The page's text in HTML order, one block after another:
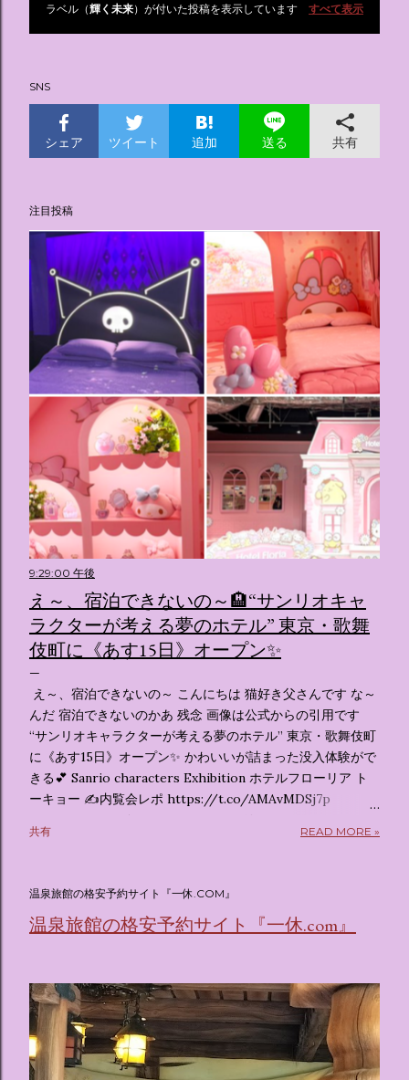
投ラベル（輝く未来）が付いた投稿を表示しています すべて表示
SNS
シェア ツイート 追加 送る 共有
注目投稿
9:29:00 午後
え～、宿泊できないの～🏨“サンリオキャ
ラクターが考える夢のホテル” 東京・歌舞
伎町に《あす15日》オープン✨️
え～、宿泊できないの～ こんにちは 猫好き父さんです な～
んだ 宿泊できないのかあ 残念 画像は公式からの引用です
“サンリオキャラクターが考える夢のホテル” 東京・歌舞伎町
に《あす15日》オープン✨️ かわいいが詰まった没入体験がで
きる💕 Sanrio characters Exhibition ホテルフローリア ト
ーキョー ✍️内覧会レポ https://t.co/AMAvMDSj7p
pic.twitter.com/sKx7uXeXHW — オリコンニュース
(@oricon) July 14, 2026 ホテルフローリア トーキョー
はなく、2026年7月15日から東京・新宿でスタートする サン
リオキャラクターズの体験型・没入型展示イベント の名称で
陸となります。 まるで本当にラグジュアリーホテルにチェッ
クインしてルームツアーを楽しむような、特別な空間が演出
されています。その魅力をいくつかのかたまりに分けてご紹
介します。 🔑 1. コンセプトは「サンリオキャラが考える夢
のホテル」 デジタルメディア技術で世界的に知られるクリエ
共有 READ MORE »
温泉旅館の格安予約サイト『一休.COM』
温泉旅館の格安予約サイト『一休.com』